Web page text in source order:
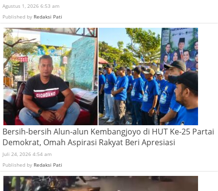
Agustus 1, 2026 6:53 am
Published by Redaksi Pati
Bersih-bersih Alun-alun Kembangjoyo di HUT Ke-25 Partai
Demokrat, Omah Aspirasi Rakyat Beri Apresiasi
Juli 24, 2026 4:54 am
Published by Redaksi Pati